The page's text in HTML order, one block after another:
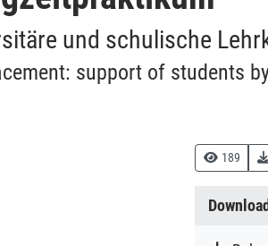
und schulische
support of students
189